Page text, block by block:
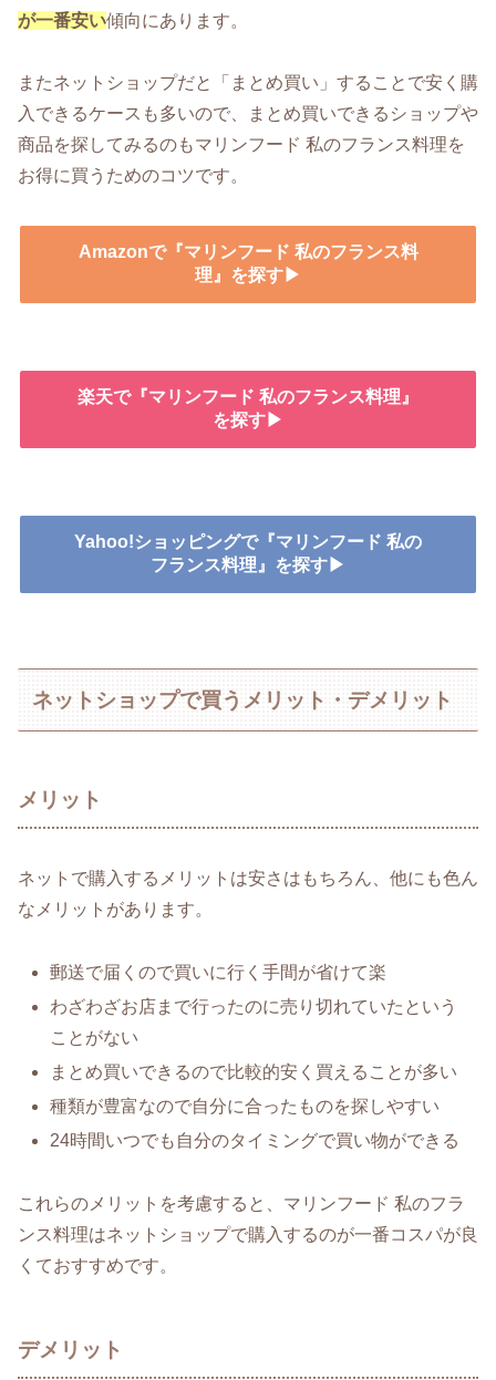
が一番安い傾向にあります。
またネットショップだと「まとめ買い」することで安く購
入できるケースも多いので、まとめ買いできるショップや
商品を探してみるのもマリンフード 私のフランス料理を
お得に買うためのコツです。
Amazonで『マリンフード 私のフランス料
理』を探す▶
楽天で『マリンフード 私のフランス料理』
を探す▶
Yahoo!ショッピングで『マリンフード 私の
フランス料理』を探す▶
ネットショップで買うメリット・デメリット
メリット
ネットで購入するメリットは安さはもちろん、他にも色ん
なメリットがあります。
郵送で届くので買いに行く手間が省けて楽
わざわざお店まで行ったのに売り切れていたという
ことがない
まとめ買いできるので比較的安く買えることが多い
種類が豊富なので自分に合ったものを探しやすい
24時間いつでも自分のタイミングで買い物ができる
これらのメリットを考慮すると、マリンフード 私のフラ
ンス料理はネットショップで購入するのが一番コスパが良
くておすすめです。
デメリット